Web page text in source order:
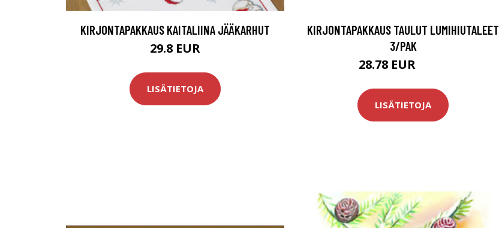
KIRJONTAPAKKAUS KAITALIINA JÄÄKARHUT
29.8 EUR
LISÄTIETOJA
KIRJONTAPAKKAUS TAULUT LUMIHIUTALEET
3/PAK
28.78 EUR
LISÄTIETOJA